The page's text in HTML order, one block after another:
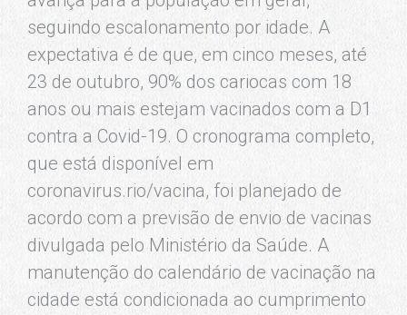
seguindo escalonamento por idade. A
expectativa é de que, em cinco meses, até
23 de outubro, 90% dos cariocas com 18
anos ou mais estejam vacinados com a D1
contra a Covid-19. O cronograma completo,
que está disponível em
coronavirus.rio/vacina, foi planejado de
acordo com a previsão de envio de vacinas
divulgada pelo Ministério da Saúde. A
manutenção do calendário de vacinação na
cidade está condicionada ao cumprimento